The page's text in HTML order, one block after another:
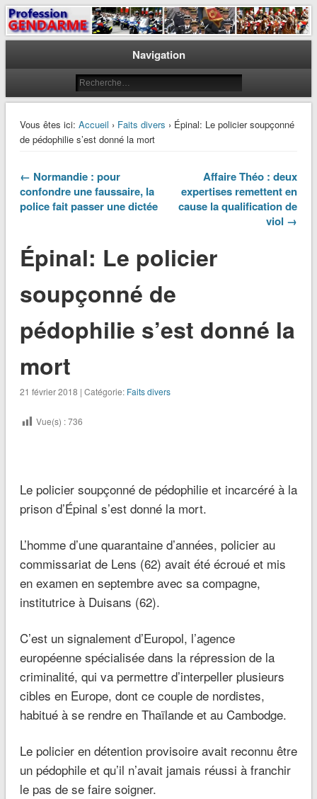
Profession Gendarme
Le journal des gendarmes
Navigation
Vous êtes ici: Accueil › Faits divers › Épinal: Le policier soupçonné
de pédophilie s’est donné la mort
← Normandie : pour
confondre une faussaire, la
police fait passer une dictée
Affaire Théo : deux
expertises remettent en
cause la qualification de
viol →
Épinal: Le policier
soupçonné de
pédophilie s’est donné la
mort
21 février 2018 | Catégorie: Faits divers
Vue(s) :736
Le policier soupçonné de pédophilie et incarcéré à la
prison d’Épinal s’est donné la mort.
L’homme d’une quarantaine d’années, policier au
commissariat de Lens (62) avait été écroué et mis
en examen en septembre avec sa compagne,
institutrice à Duisans (62).
C’est un signalement d’Europol, l’agence
européenne spécialisée dans la répression de la
criminalité, qui va permettre d’interpeller plusieurs
cibles en Europe, dont ce couple de nordistes,
habitué à se rendre en Thaïlande et au Cambodge.
Le policier en détention provisoire avait reconnu être
un pédophile et qu’il n’avait jamais réussi à franchir
le pas de se faire soigner.